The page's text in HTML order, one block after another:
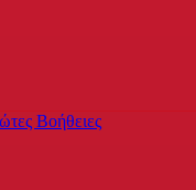
Βοήθειες